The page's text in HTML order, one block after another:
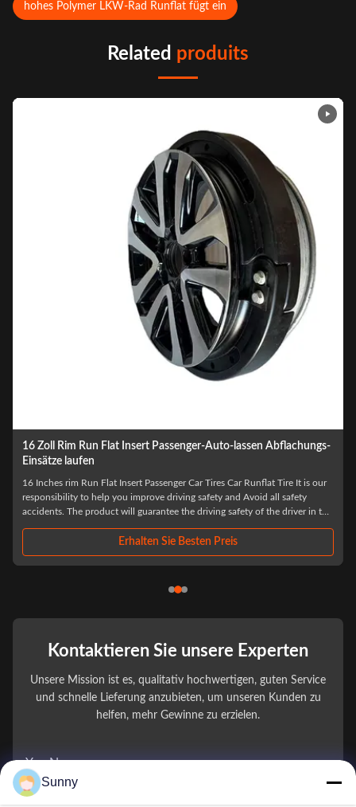
hohes Polymer LKW-Rad Runflat fügt ein
Related produits
SUV-Auto-Laufflaches Reifen-System 18 Zoll Runflat-Einsatz für
Panzerkampfwagen-Rad
china factory higher quality runflat insert for armored car wheel SUV car
run flat system 18 inch Products Description Product Name Tire
Explosion-Proof Bulletproof Emergency Safety Device Product Size
Grade Synthetic Materials ...Erhalten Sie Besten Preis
Kontaktieren Sie unsere Experten
Unsere Mission ist es, qualitativ hochwertigen, guten Service
und schnelle Lieferung anzubieten, um unseren Kunden zu
helfen, mehr Gewinne zu erzielen.
You Name
Sunny